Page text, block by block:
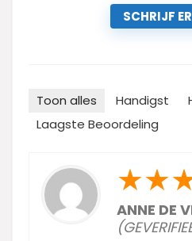
SCHRIJF
Toon alles Handigst
Laagste Beoordeling
★★
ANNE DE